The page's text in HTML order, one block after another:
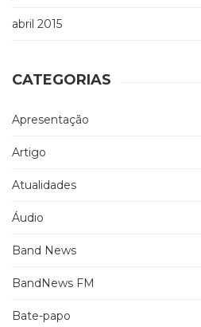
abril 2015
CATEGORIAS
Apresentação
Artigo
Atualidades
Áudio
Band News
BandNews FM
Bate-papo